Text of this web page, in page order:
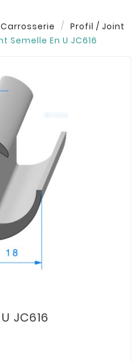
Profil / Joint
Semelle En U JC616
JC616